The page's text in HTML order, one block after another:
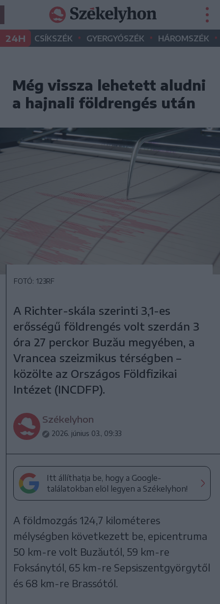
24H CSÍKSZÉK • GYERGYÓSZÉK • HÁROMSZÉK •
Még vissza lehetett aludni
a hajnali földrengés után
FOTÓ: 123RF
A Richter-skála szerinti 3,1-es
erősségű földrengés volt szerdán 3
óra 27 perckor Buzău megyében, a
Vrancea szeizmikus térségben –
közölte az Országos Földfizikai
Intézet (INCDFP).
Székelyhon
2026. június 03., 09:33
Itt állíthatja be, hogy a Google-
találatokban elöl legyen a Székelyhon!
A földmozgás 124,7 kilométeres
mélységben következett be, epicentruma
50 km-re volt Buzăutól, 59 km-re
Foksánytól, 65 km-re Sepsiszentgyörgytől
és 68 km-re Brassótól.